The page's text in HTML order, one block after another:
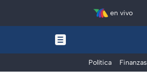
en vivo
Política Finanzas